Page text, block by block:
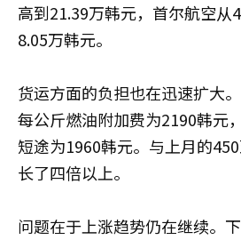
高到21.39万韩元，首尔航空从
8.05万韩元。
货运方面的负担也在迅速扩大
每公斤燃油附加费为2190韩元
短途为1960韩元。与上月的
长了四倍以上。
问题在于上涨趋势仍在继续。